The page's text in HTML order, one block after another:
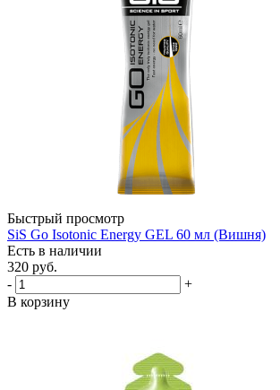
Быстрый просмотр
SiS Go Isotonic Energy GEL 60 мл (Вишня)
Есть в наличии
320 руб.
-
+
В корзину